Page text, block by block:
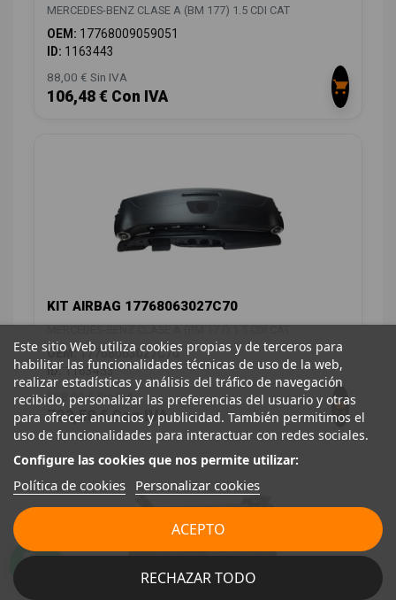
MERCEDES-BENZ CLASE A (BM 177) 1.5 CDI CAT
OEM: 17768009059051
ID: 1163443
88,00 € Sin IVA
106,48 € Con IVA
KIT AIRBAG 17768063027C70
OEM:17768063027C70
ID: 1163453
598,00 € Sin IVA
723,58 € Con IVA
Este sitio Web utiliza cookies propias y de terceros para
habilitar las funcionalidades técnicas de uso de la web,
realizar estadísticas y análisis del tráfico de navegación
recibido, personalizar las preferencias del usuario y otras
para ofrecer anuncios y publicidad. También permitimos el
uso de funcionalidades para interactuar con redes sociales.
Configure las cookies que nos permite utilizar:
Política de cookies Personalizar cookies
RECHAZAR TODO
ACEPTO